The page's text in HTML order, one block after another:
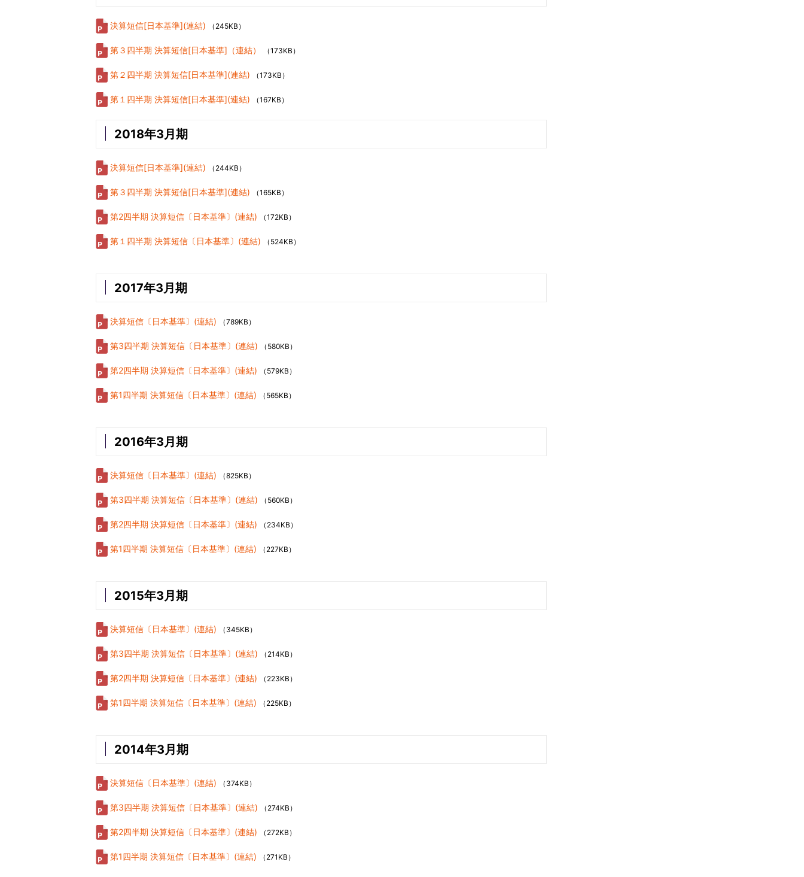
決算短信[日本基準](連結) （245KB）
第３四半期 決算短信[日本基準]（連結） （173KB）
第２四半期 決算短信[日本基準](連結) （173KB）
第１四半期 決算短信[日本基準](連結) （167KB）
2018年3月期
決算短信[日本基準](連結) （244KB）
第３四半期 決算短信[日本基準](連結) （165KB）
第2四半期 決算短信〔日本基準〕(連結) （172KB）
第１四半期 決算短信〔日本基準〕(連結) （524KB）
2017年3月期
決算短信〔日本基準〕(連結) （789KB）
第3四半期 決算短信〔日本基準〕(連結) （580KB）
第2四半期 決算短信〔日本基準〕(連結) （579KB）
第1四半期 決算短信〔日本基準〕(連結) （565KB）
2016年3月期
決算短信〔日本基準〕(連結) （825KB）
第3四半期 決算短信〔日本基準〕(連結) （560KB）
第2四半期 決算短信〔日本基準〕(連結) （234KB）
第1四半期 決算短信〔日本基準〕(連結) （227KB）
2015年3月期
決算短信〔日本基準〕(連結) （345KB）
第3四半期 決算短信〔日本基準〕(連結) （214KB）
第2四半期 決算短信〔日本基準〕(連結) （223KB）
第1四半期 決算短信〔日本基準〕(連結) （225KB）
2014年3月期
決算短信〔日本基準〕(連結) （374KB）
第3四半期 決算短信〔日本基準〕(連結) （274KB）
第2四半期 決算短信〔日本基準〕(連結) （272KB）
第1四半期 決算短信〔日本基準〕(連結) （271KB）